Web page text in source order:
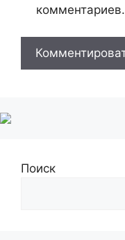
комментариев.
Поиск